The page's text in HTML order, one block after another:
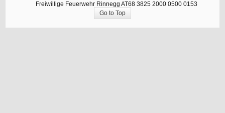
Freiwillige Feuerwehr Rinnegg AT68 3825 2000 0500 0153
Go to Top